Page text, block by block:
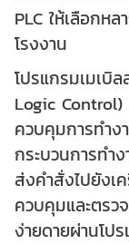
PLC ให้เลือกห
โรงงาน
โปรแกรมเมเบิ
Logic Control)
ควบคุมการทำ
กระบวนการทำ
ส่งคำสั่งไปยังเ
ควบคุมและตรว
ง่ายดายผ่านโป